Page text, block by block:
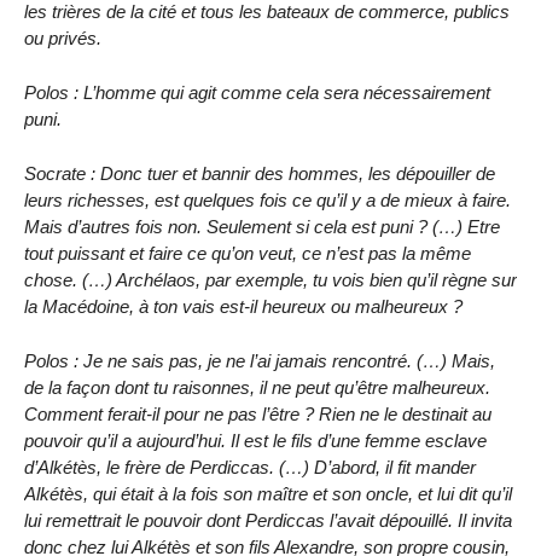
les trières de la cité et tous les bateaux de commerce, publics
ou privés.
Polos : L’homme qui agit comme cela sera nécessairement
puni.
Socrate : Donc tuer et bannir des hommes, les dépouiller de
leurs richesses, est quelques fois ce qu’il y a de mieux à faire.
Mais d’autres fois non. Seulement si cela est puni ? (…) Etre
tout puissant et faire ce qu’on veut, ce n’est pas la même
chose. (…) Archélaos, par exemple, tu vois bien qu’il règne sur
la Macédoine, à ton vais est-il heureux ou malheureux ?
Polos : Je ne sais pas, je ne l’ai jamais rencontré. (…) Mais,
de la façon dont tu raisonnes, il ne peut qu’être malheureux.
Comment ferait-il pour ne pas l’être ? Rien ne le destinait au
pouvoir qu’il a aujourd’hui. Il est le fils d’une femme esclave
d’Alkétès, le frère de Perdiccas. (…) D’abord, il fit mander
Alkétès, qui était à la fois son maître et son oncle, et lui dit qu’il
lui remettrait le pouvoir dont Perdiccas l’avait dépouillé. Il invita
donc chez lui Alkétès et son fils Alexandre, son propre cousin,